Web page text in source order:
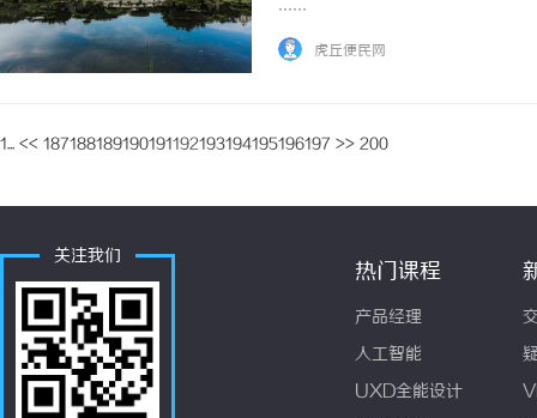
……
虎丘便民网
1... << 187188189190191192193194195196197 >> 200
关注我们
热门课程
产品经理
人工智能
UXD全能设计